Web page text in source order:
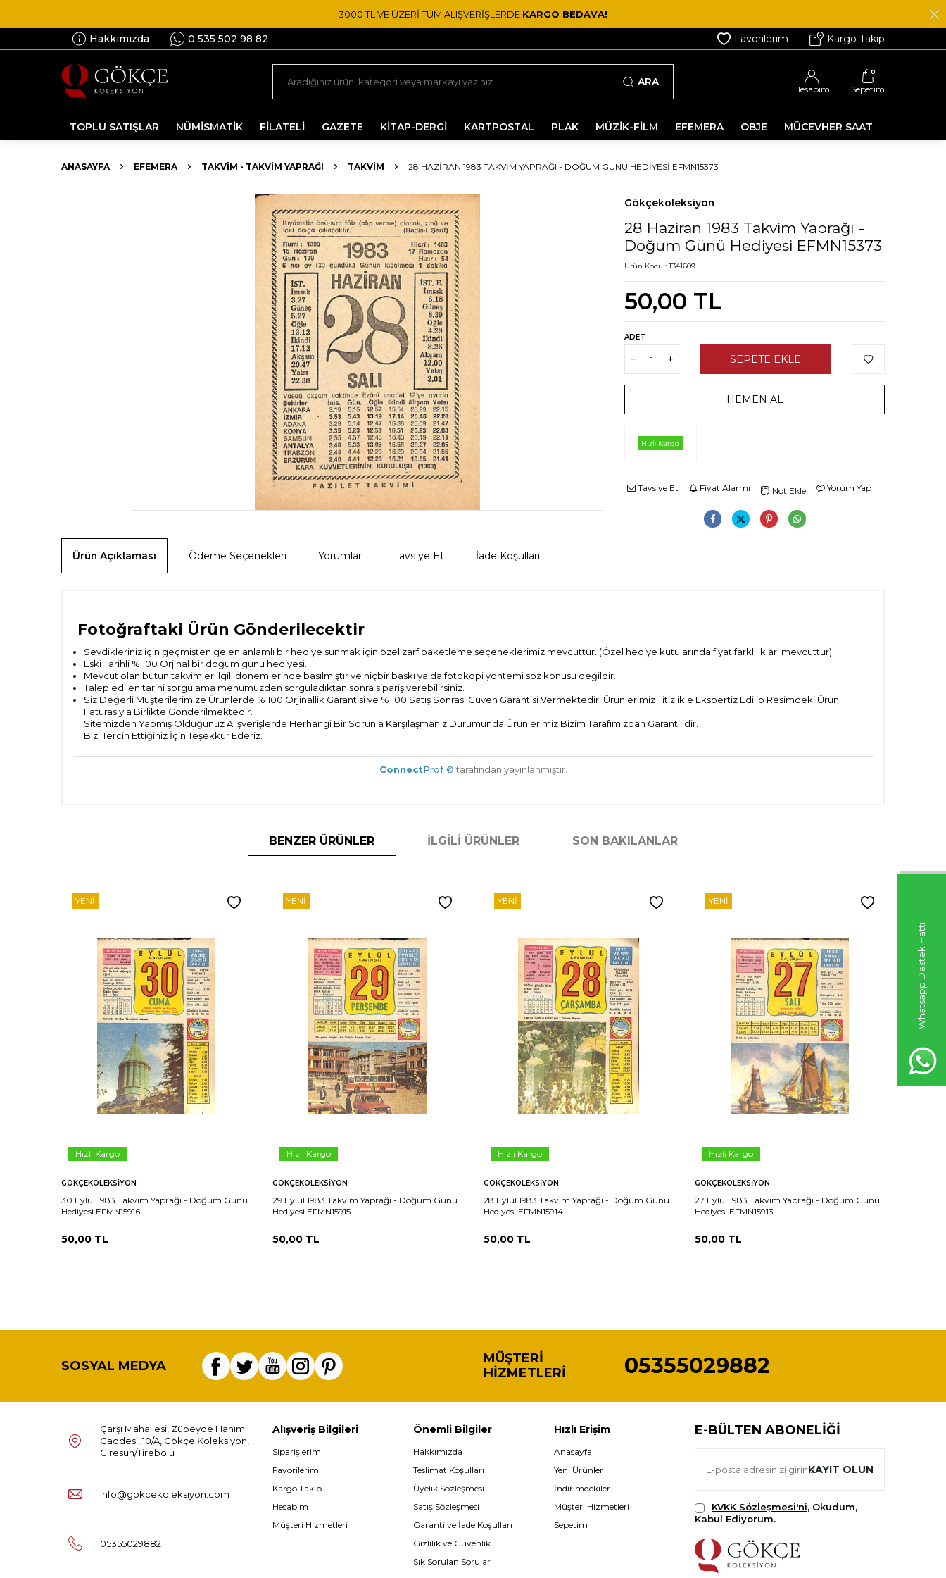
Whatsapp Destek Hattı
3000 TL VE ÜZERİ TÜM ALIŞVERİŞLERDE KARGO BEDAVA!
Hakkımızda 0 535 502 98 82 Favorilerim Kargo Takip
ARA
Hesabım
0
Sepetim
TOPLU SATIŞLAR NÜMİSMATİK FİLATELİ GAZETE KİTAP-DERGİ KARTPOSTAL PLAK MÜZİK-FİLM EFEMERA OBJE MÜCEVHER SAAT
ANASAYFA EFEMERA TAKVIM - TAKVIM YAPRAĞI TAKVIM 28 HAZIRAN 1983 TAKVIM YAPRAĞI - DOĞUM GÜNÜ HEDIYESI EFMN15373
Gökçekoleksiyon
28 Haziran 1983 Takvim Yaprağı -
Doğum Günü Hediyesi EFMN15373
Ürün Kodu :T341609
50,00 TL
ADET
SEPETE EKLE
HEMEN AL
Tavsiye Et Fiyat Alarmı Not Ekle Yorum Yap
Ürün Açıklaması Ödeme Seçenekleri Yorumlar Tavsiye Et İade Koşulları
Fotoğraftaki Ürün Gönderilecektir
Sevdikleriniz için geçmişten gelen anlamlı bir hediye sunmak için özel zarf paketleme seçeneklerimiz mevcuttur. (Özel hediye kutularında fiyat farklılıkları mevcuttur)
Eski Tarihli % 100 Orjinal bir doğum günü hediyesi.
Mevcut olan bütün takvimler ilgili dönemlerinde basılmıştır ve hiçbir baskı ya da fotokopi yöntemi söz konusu değildir.
Talep edilen tarihi sorgulama menümüzden sorguladıktan sonra sipariş verebilirsiniz.
Siz Değerli Müşterilerimize Ürünlerde % 100 Orjinallik Garantisi ve % 100 Satış Sonrası Güven Garantisi Vermektedir. Ürünlerimiz Titizlikle Ekspertiz Edilip Resimdeki Ürün
Faturasıyla Birlikte Gönderilmektedir.
Sitemizden Yapmış Olduğunuz Alışverişlerde Herhangi Bir Sorunla Karşılaşmanız Durumunda Ürünlerimiz Bizim Tarafımızdan Garantilidir.
Bizi Tercih Ettiğiniz İçin Teşekkür Ederiz.
ConnectProf © tarafından yayınlanmıştır.
BENZER ÜRÜNLER İLGILI ÜRÜNLER SON BAKILANLAR
YENI
Hızlı Kargo
GÖKÇEKOLEKSIYON
30 Eylül 1983 Takvim Yaprağı - Doğum Günü
Hediyesi EFMN15916
50,00 TL
YENI
Hızlı Kargo
GÖKÇEKOLEKSIYON
29 Eylül 1983 Takvim Yaprağı - Doğum Günü
Hediyesi EFMN15915
50,00 TL
YENI
Hızlı Kargo
GÖKÇEKOLEKSIYON
28 Eylül 1983 Takvim Yaprağı - Doğum Günü
Hediyesi EFMN15914
50,00 TL
YENI
Hızlı Kargo
GÖKÇEKOLEKSIYON
27 Eylül 1983 Takvim Yaprağı - Doğum Günü
Hediyesi EFMN15913
50,00 TL
SOSYAL MEDYA
MÜŞTERI
HIZMETLERI
05355029882
Çarşı Mahallesi, Zübeyde Hanım
Caddesi, 10/A, Gökçe Koleksiyon,
Giresun/Tirebolu
info@gokcekoleksiyon.com
05355029882
Alışveriş Bilgileri
Siparişlerim
Favorilerim
Kargo Takip
Hesabım
Müşteri Hizmetleri
Önemli Bilgiler
Hakkımızda
Teslimat Koşulları
Üyelik Sözleşmesi
Satış Sözleşmesi
Garanti ve İade Koşulları
Gizlilik ve Güvenlik
Sık Sorulan Sorular
Hızlı Erişim
Anasayfa
Yeni Ürünler
İndirimdekiler
Müşteri Hizmetleri
Sepetim
E-BÜLTEN ABONELIĞI
KAYIT OLUN
KVKK Sözleşmesi'ni, Okudum,
Kabul Ediyorum.